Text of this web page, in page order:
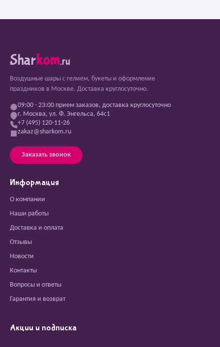
Sharkom.ru
Воздушные шары с гелием, букеты и оформление
праздников в Москве. Доставка круглосуточно.
09:00 - 23:00 прием заказов, доставка круглосуточно
г. Москва, ул. Ф. Энгельса, 64с1
+7 (495) 120-11-26
zakaz@sharkom.ru
Заказать звонок
Информация
О компании
Наши работы
Доставка и оплата
Отзывы
Новости
Контакты
Вопросы и ответы
Гарантия и возврат
Акции и подписка